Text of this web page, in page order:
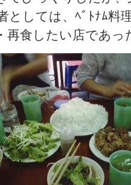
としては、ﾍﾞﾄﾅﾑ料
再食したい店であっ